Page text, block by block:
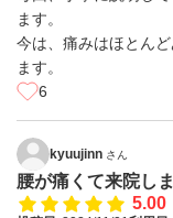
ます。
今は、痛みはほとん
ます。
6
kyuujinn さん
腰が痛くて来院しま
5.00